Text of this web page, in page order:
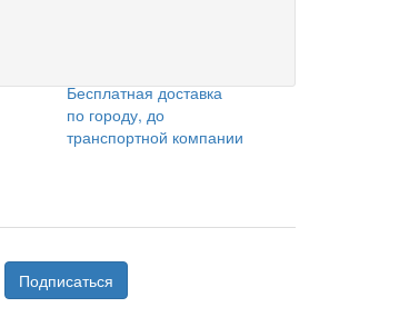
Бесплатная доставка
по городу, до
транспортной компании
Подписаться